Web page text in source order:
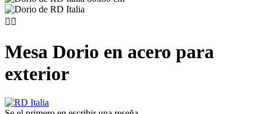
 
Mesa Dorio en acero para
exterior